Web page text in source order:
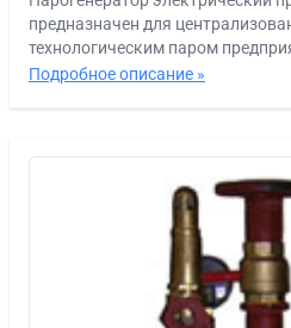
предназначен для
технологическим паром
Подробное описание »